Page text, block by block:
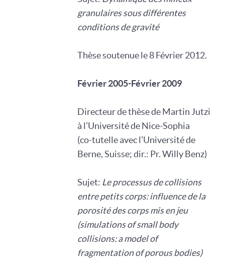
granulaires sous différentes
conditions de gravité
Thèse soutenue le 8 Février 2012.
Février 2005-Février 2009
Directeur de thèse de Martin Jutzi
à l’Université de Nice-Sophia
(co-tutelle avec l’Université de
Berne, Suisse; dir.: Pr. Willy Benz)
Sujet: Le processus de collisions
entre petits corps: influence de la
porosité des corps mis en jeu
(simulations of small body
collisions: a model of
fragmentation of porous bodies)